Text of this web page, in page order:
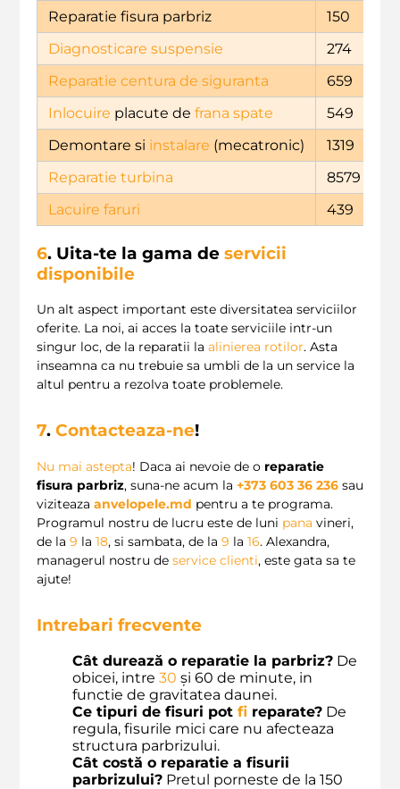
Reparatie fisura parbriz
150
Diagnosticare suspensie
274
Reparatie centura de siguranta
659
Inlocuire placute de frana spate
549
Demontare si instalare (mecatronic)
1319
Reparatie turbina
8579
Lacuire faruri
439
6. Uita-te la gama de servicii
disponibile
Un alt aspect important este diversitatea serviciilor
oferite. La noi, ai acces la toate serviciile intr-un
singur loc, de la reparatii la alinierea rotilor. Asta
inseamna ca nu trebuie sa umbli de la un service la
altul pentru a rezolva toate problemele.
7. Contacteaza-ne!
Nu mai astepta! Daca ai nevoie de o reparatie
fisura parbriz, suna-ne acum la +373 603 36 236 sau
viziteaza anvelopele.md pentru a te programa.
Programul nostru de lucru este de luni pana vineri,
de la 9 la 18, si sambata, de la 9 la 16. Alexandra,
managerul nostru de service clienti, este gata sa te
ajute!
Intrebari frecvente
Cât durează o reparatie la parbriz? De
obicei, intre 30 și 60 de minute, in
functie de gravitatea daunei.
Ce tipuri de fisuri pot fi reparate? De
regula, fisurile mici care nu afecteaza
structura parbrizului.
Cât costă o reparatie a fisurii
parbrizului? Pretul porneste de la 150